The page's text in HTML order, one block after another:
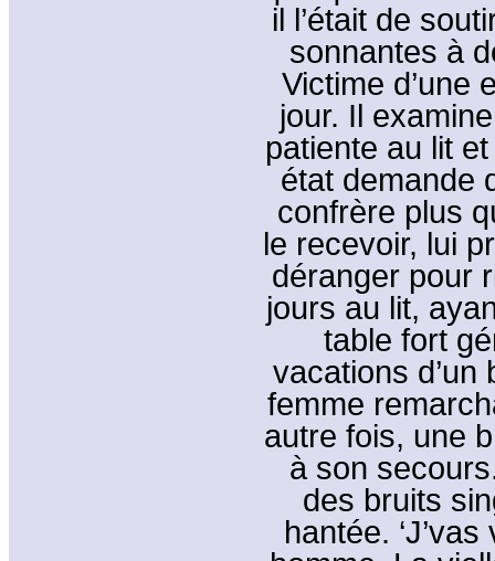
il l’était de
sonnantes à
Victime d’une
jour. Il
patiente au lit
état demande
confrère plus
le recevoir, lui
déranger pour
jours au lit,
table fort
vacations d’un
femme
autre fois, une
à son
des bruits
hantée.